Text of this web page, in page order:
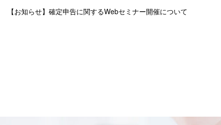
【お知らせ】確定申告に関するWebセミナー開催について